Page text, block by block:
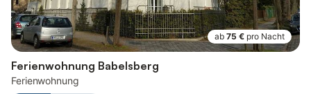
ab 75 € pro Nacht
Ferienwohnung Babelsberg
Ferienwohnung